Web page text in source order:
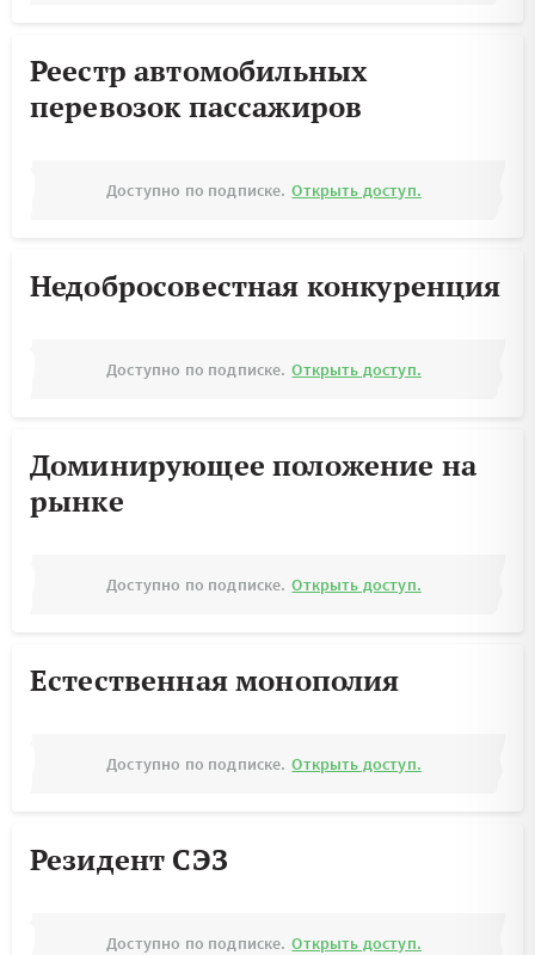
Реестр автомобильных
перевозок пассажиров
Доступно по подписке. Открыть доступ.
Недобросовестная конкуренция
Доступно по подписке. Открыть доступ.
Доминирующее положение на
рынке
Доступно по подписке. Открыть доступ.
Естественная монополия
Доступно по подписке. Открыть доступ.
Резидент СЭЗ
Доступно по подписке. Открыть доступ.